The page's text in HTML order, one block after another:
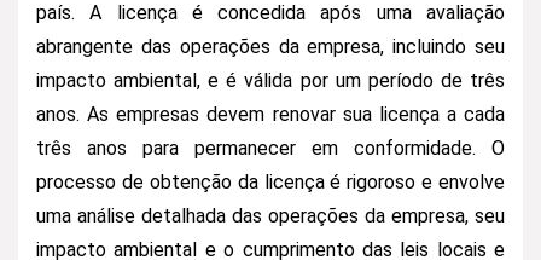
país. A licença é concedida após uma avaliação
abrangente das operações da empresa, incluindo seu
impacto ambiental, e é válida por um período de três
anos. As empresas devem renovar sua licença a cada
três anos para permanecer em conformidade. O
processo de obtenção da licença é rigoroso e envolve
uma análise detalhada das operações da empresa, seu
impacto ambiental e o cumprimento das leis locais e